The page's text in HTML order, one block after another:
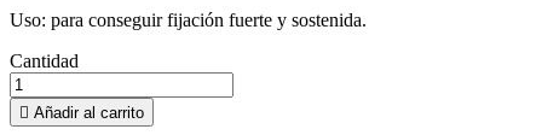
Uso: para conseguir fijación fuerte y sostenida.
Cantidad
 Añadir al carrito